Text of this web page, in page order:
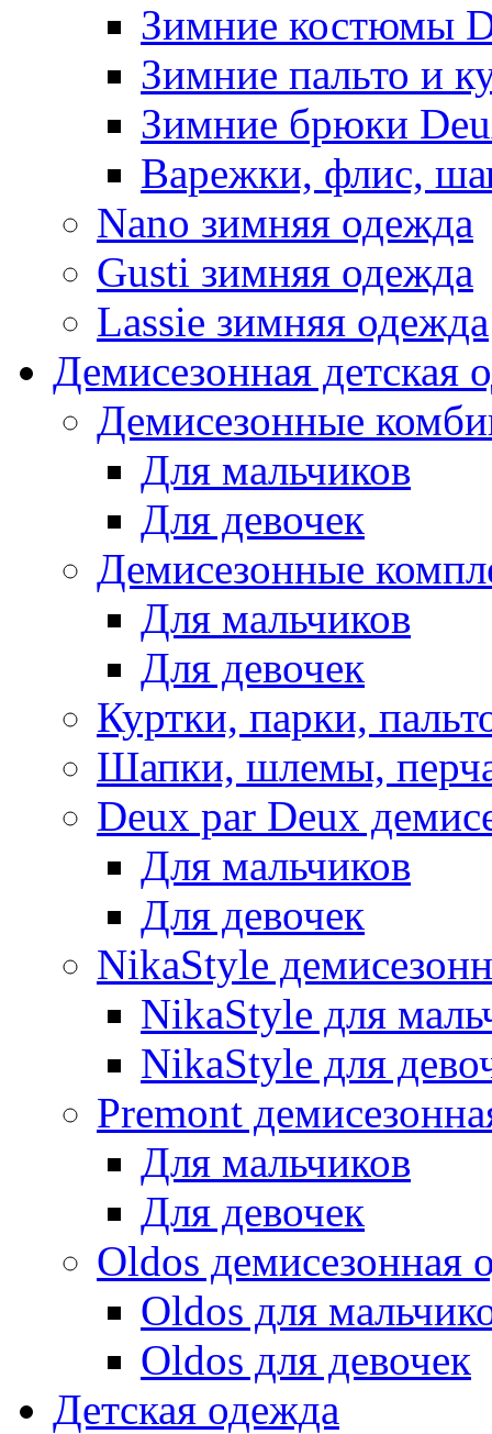
Зимние костюмы
Зимние пальто и
Зимние брюки
Варежки, флис,
Nano зимняя одежда
Gusti зимняя одежда
Lassie зимняя одежда
Демисезонная детская
Демисезонные
Для мальчиков
Для девочек
Демисезонные
Для мальчиков
Для девочек
Куртки, парки,
Шапки, шлемы,
Deux par Deux
Для мальчиков
Для девочек
NikaStyle
NikaStyle для
NikaStyle для
Premont
Для мальчиков
Для девочек
Oldos демисезонная
Oldos для
Oldos для девочек
Детская одежда